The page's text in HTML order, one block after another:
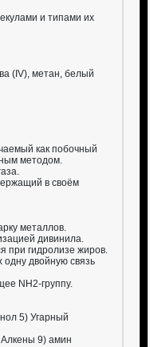
и типами их
(IV), метан, белый
как побочный
методом.
в своём
металлов.
дивинила.
при гидролизе жиров.
одну двойную связь
NH2-группу.
5) Угарный
Алкены 9) амин